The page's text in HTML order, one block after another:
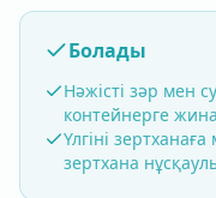
Болады
Нәжісті зәр мен
контейнерге
Үлгіні
зертхана